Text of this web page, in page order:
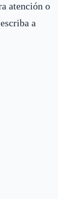
atención o
a